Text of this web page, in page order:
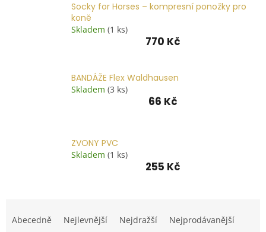
Socky for Horses – kompresní ponožky pro
koně
Skladem (1 ks)
770 Kč
BANDÁŽE Flex Waldhausen
Skladem (3 ks)
66 Kč
ZVONY PVC
Skladem (1 ks)
255 Kč
aAbecedně Nejlevnější Nejdražší Nejprodávanější